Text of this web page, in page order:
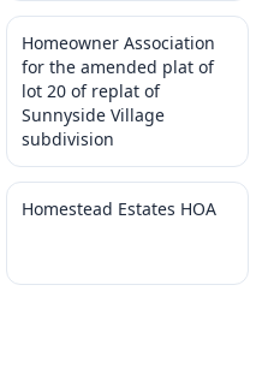
Homeowner Association
for the amended plat of
lot 20 of replat of
Sunnyside Village
subdivision
Homestead Estates HOA